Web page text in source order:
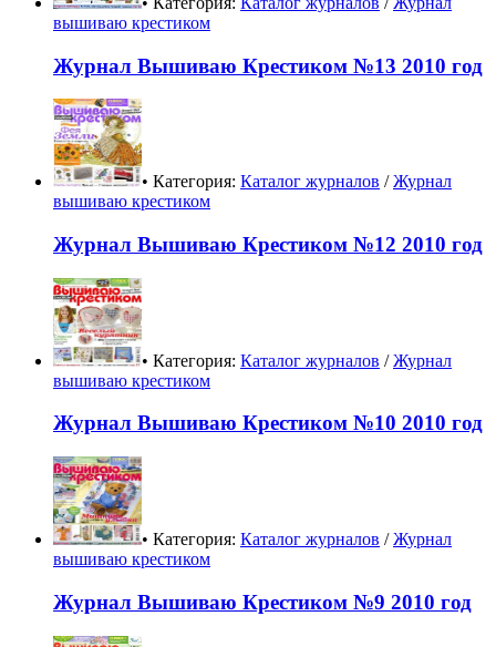
вышиваю крестиком
Журнал Вышиваю Крестиком №13 2010 год
• Категория: Каталог журналов /Журнал
вышиваю крестиком
Журнал Вышиваю Крестиком №12 2010 год
• Категория: Каталог журналов /Журнал
вышиваю крестиком
Журнал Вышиваю Крестиком №10 2010 год
• Категория: Каталог журналов /Журнал
вышиваю крестиком
Журнал Вышиваю Крестиком №9 2010 год